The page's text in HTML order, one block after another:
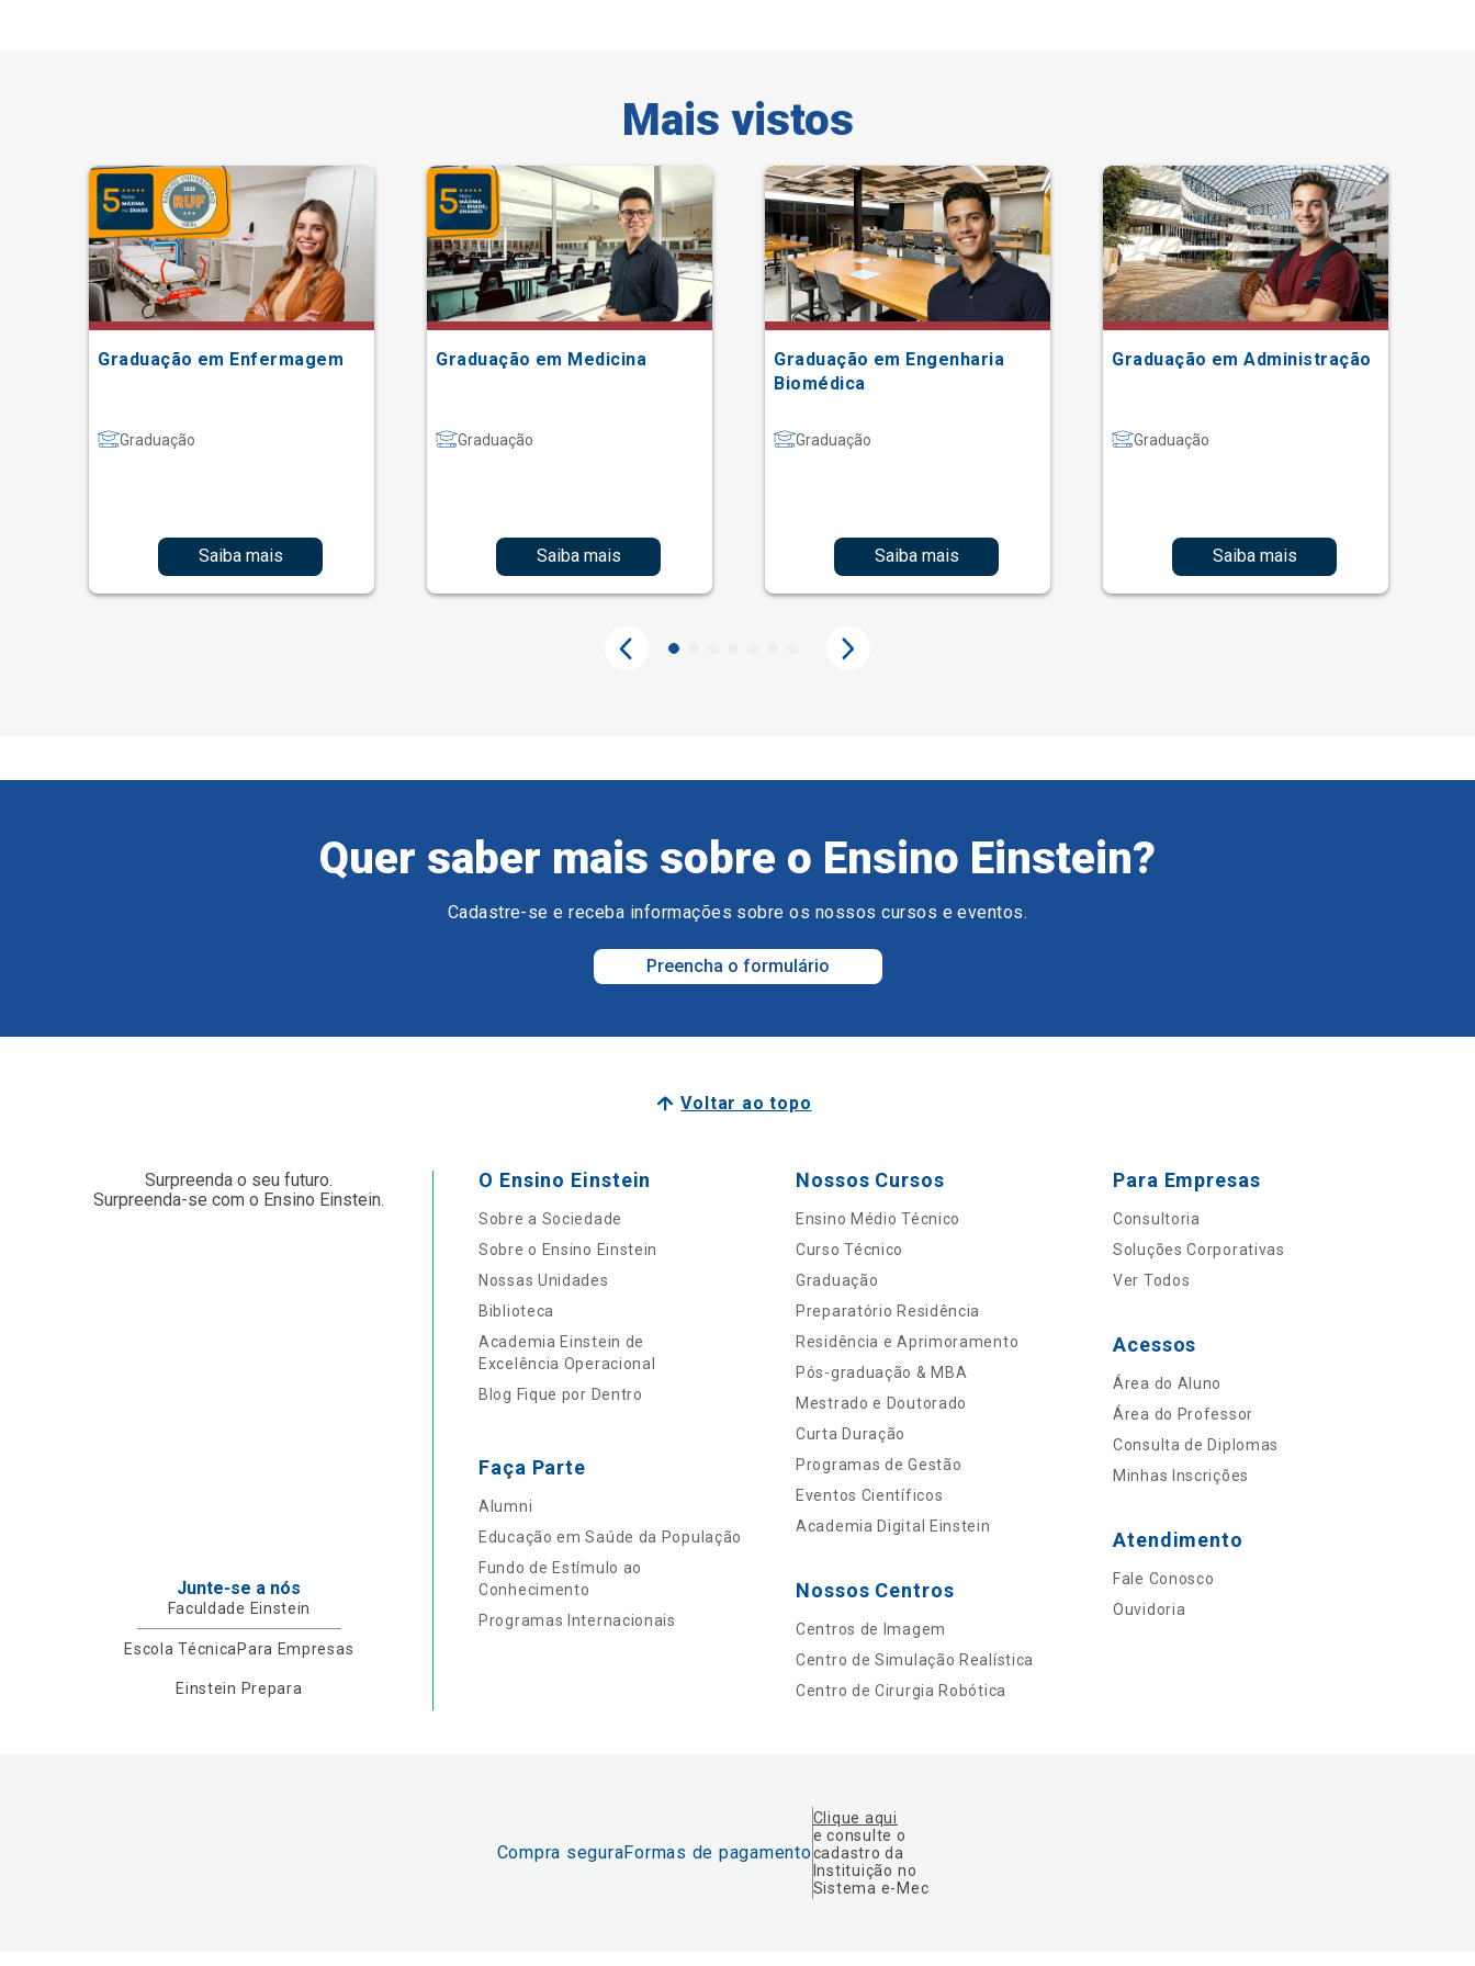
Mais vistos
Graduação em Enfermagem
Graduação
Saiba mais
Graduação em Medicina
Graduação
Saiba mais
Graduação em Engenharia
Biomédica
Graduação
Saiba mais
Graduação em Administração
Graduação
Saiba mais
Quer saber mais sobre o Ensino Einstein?
Cadastre-se e receba informações sobre os nossos cursos e eventos.
Preencha o formulário
Voltar ao topo
Surpreenda o seu futuro.
Surpreenda-se com o Ensino Einstein.
Junte-se a nós
Faculdade Einstein
Escola Técnica Para Empresas
Einstein Prepara
O Ensino Einstein
Sobre a Sociedade
Sobre o Ensino Einstein
Nossas Unidades
Biblioteca
Academia Einstein de
Excelência Operacional
Blog Fique por Dentro
Faça Parte
Alumni
Educação em Saúde da População
Fundo de Estímulo ao
Conhecimento
Programas Internacionais
Nossos Cursos
Ensino Médio Técnico
Curso Técnico
Graduação
Preparatório Residência
Residência e Aprimoramento
Pós-graduação & MBA
Mestrado e Doutorado
Curta Duração
Programas de Gestão
Eventos Científicos
Academia Digital Einstein
Nossos Centros
Centros de Imagem
Centro de Simulação Realística
Centro de Cirurgia Robótica
Para Empresas
Consultoria
Soluções Corporativas
Ver Todos
Acessos
Área do Aluno
Área do Professor
Consulta de Diplomas
Minhas Inscrições
Atendimento
Fale Conosco
Ouvidoria
Compra seguraFormas de pagamento
Clique aqui
e consulte o
cadastro da
Instituição no
Sistema e-Mec